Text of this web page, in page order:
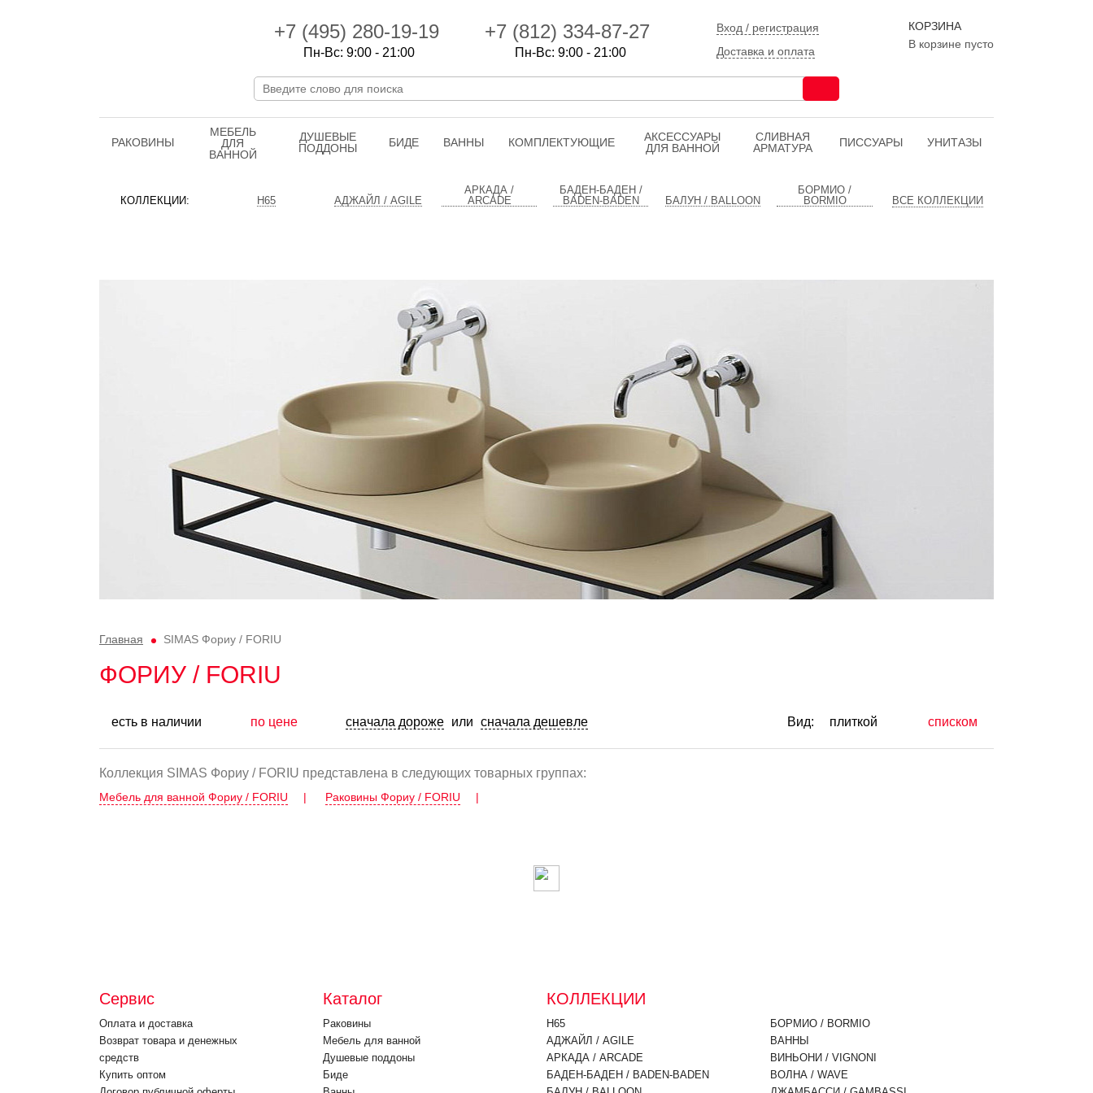
+7 (495) 280-19-19
Пн-Вс: 9:00 - 21:00
+7 (812) 334-87-27
Пн-Вс: 9:00 - 21:00
Вход / регистрация
Доставка и оплата
КОРЗИНА
В корзине пусто
РАКОВИНЫ
МЕБЕЛЬ
ДЛЯ
ВАННОЙ
ДУШЕВЫЕ
ПОДДОНЫ
БИДЕ ВАННЫ КОМПЛЕКТУЮЩИЕ
АКСЕССУАРЫ
ДЛЯ ВАННОЙ
CЛИВНАЯ
АРМАТУРА
ПИССУАРЫ УНИТАЗЫ
КОЛЛЕКЦИИ: H65 АДЖАЙЛ / AGILE
АРКАДА /
ARCADE
БАДЕН-БАДЕН /
BADEN-BADEN
БАЛУН / BALLOON
БОРМИО /
BORMIO
ВСЕ КОЛЛЕКЦИИ
Главная SIMAS Фориу / FORIU
ФОРИУ / FORIU
есть в наличии по цене сначала дороже или сначала дешевле Вид: плиткой списком
Коллекция SIMAS Фориу / FORIU представлена в следующих товарных группах:
Мебель для ванной Фориу / FORIU | Раковины Фориу / FORIU |
Сервис
Оплата и доставка
Возврат товара и денежных
средств
Купить оптом
Каталог
Раковины
Мебель для ванной
Душевые поддоны
Биде
КОЛЛЕКЦИИ
H65
АДЖАЙЛ / AGILE
АРКАДА / ARCADE
БАДЕН-БАДЕН / BADEN-BADEN
БОРМИО / BORMIO
ВАННЫ
ВИНЬОНИ / VIGNONI
ВОЛНА / WAVE